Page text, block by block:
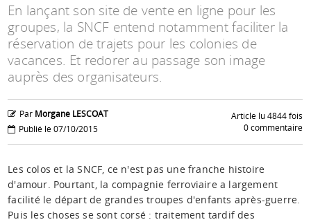
En lançant son site de vente en ligne pour les
groupes, la SNCF entend notamment faciliter la
réservation de trajets pour les colonies de
vacances. Et redorer au passage son image
auprès des organisateurs.
Par Morgane LESCOAT
Publié le 07/10/2015
Article lu 4844 fois
0 commentaire
Les colos et la SNCF, ce n'est pas une franche histoire
d'amour. Pourtant, la compagnie ferroviaire a largement
facilité le départ de grandes troupes d'enfants après-guerre.
Puis les choses se sont corsé : traitement tardif des